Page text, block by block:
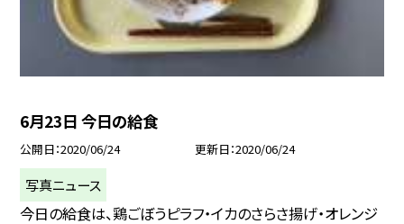
6月23日 今日の給食
公開日 2020/06/24 更新日 2020/06/24
写真ニュース
今日の給食は、鶏ごぼうピラフ・イカのさらさ揚げ・オレンジ